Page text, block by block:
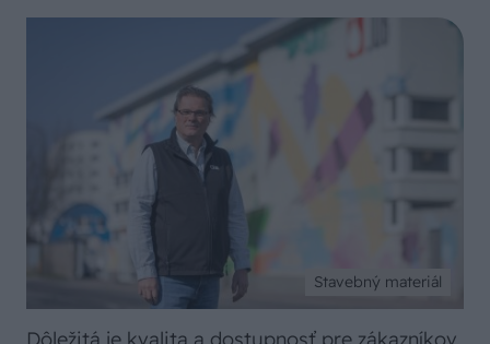
Stavebný materiál
Dôležitá je kvalita a dostupnosť pre zákazníkov.